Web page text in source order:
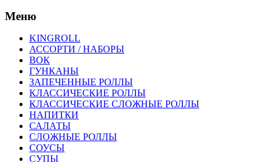
Меню
KINGROLL
АССОРТИ / НАБОРЫ
ВОК
ГУНКАНЫ
ЗАПЕЧЕННЫЕ РОЛЛЫ
КЛАССИЧЕСКИЕ РОЛЛЫ
КЛАССИЧЕСКИЕ СЛОЖНЫЕ РОЛЛЫ
НАПИТКИ
САЛАТЫ
СЛОЖНЫЕ РОЛЛЫ
СОУСЫ
СУПЫ